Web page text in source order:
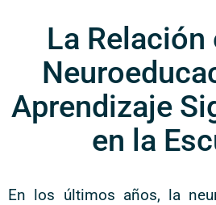
La Relación
Aprendizaje
en la
En los últimos años, la